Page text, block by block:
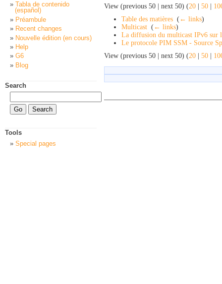
View (previous 50 | next 50) (20 | 50 |
Table des matières ( ← links)
Multicast ( ← links)
La diffusion du multicast IPv6 sur
Le protocole PIM SSM - Source
View (previous 50 | next 50) (20 | 50 |
Tabla de contenido
(español)
Préambule
Recent changes
Nouvelle édition (en cours)
Help
G6
Blog
Search
Tools
Special pages